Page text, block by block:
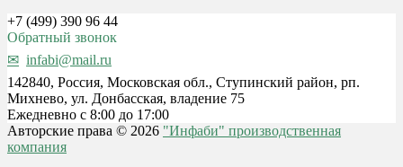
+7 (499) 390 96 44
Обратный звонок
infabi@mail.ru
142840, Россия, Московская обл., Ступинский район, рп.
Михнево, ул. Донбасская, владение 75
Ежедневно с 8:00 до 17:00
Авторские права © 2026 "Инфаби" производственная
компания